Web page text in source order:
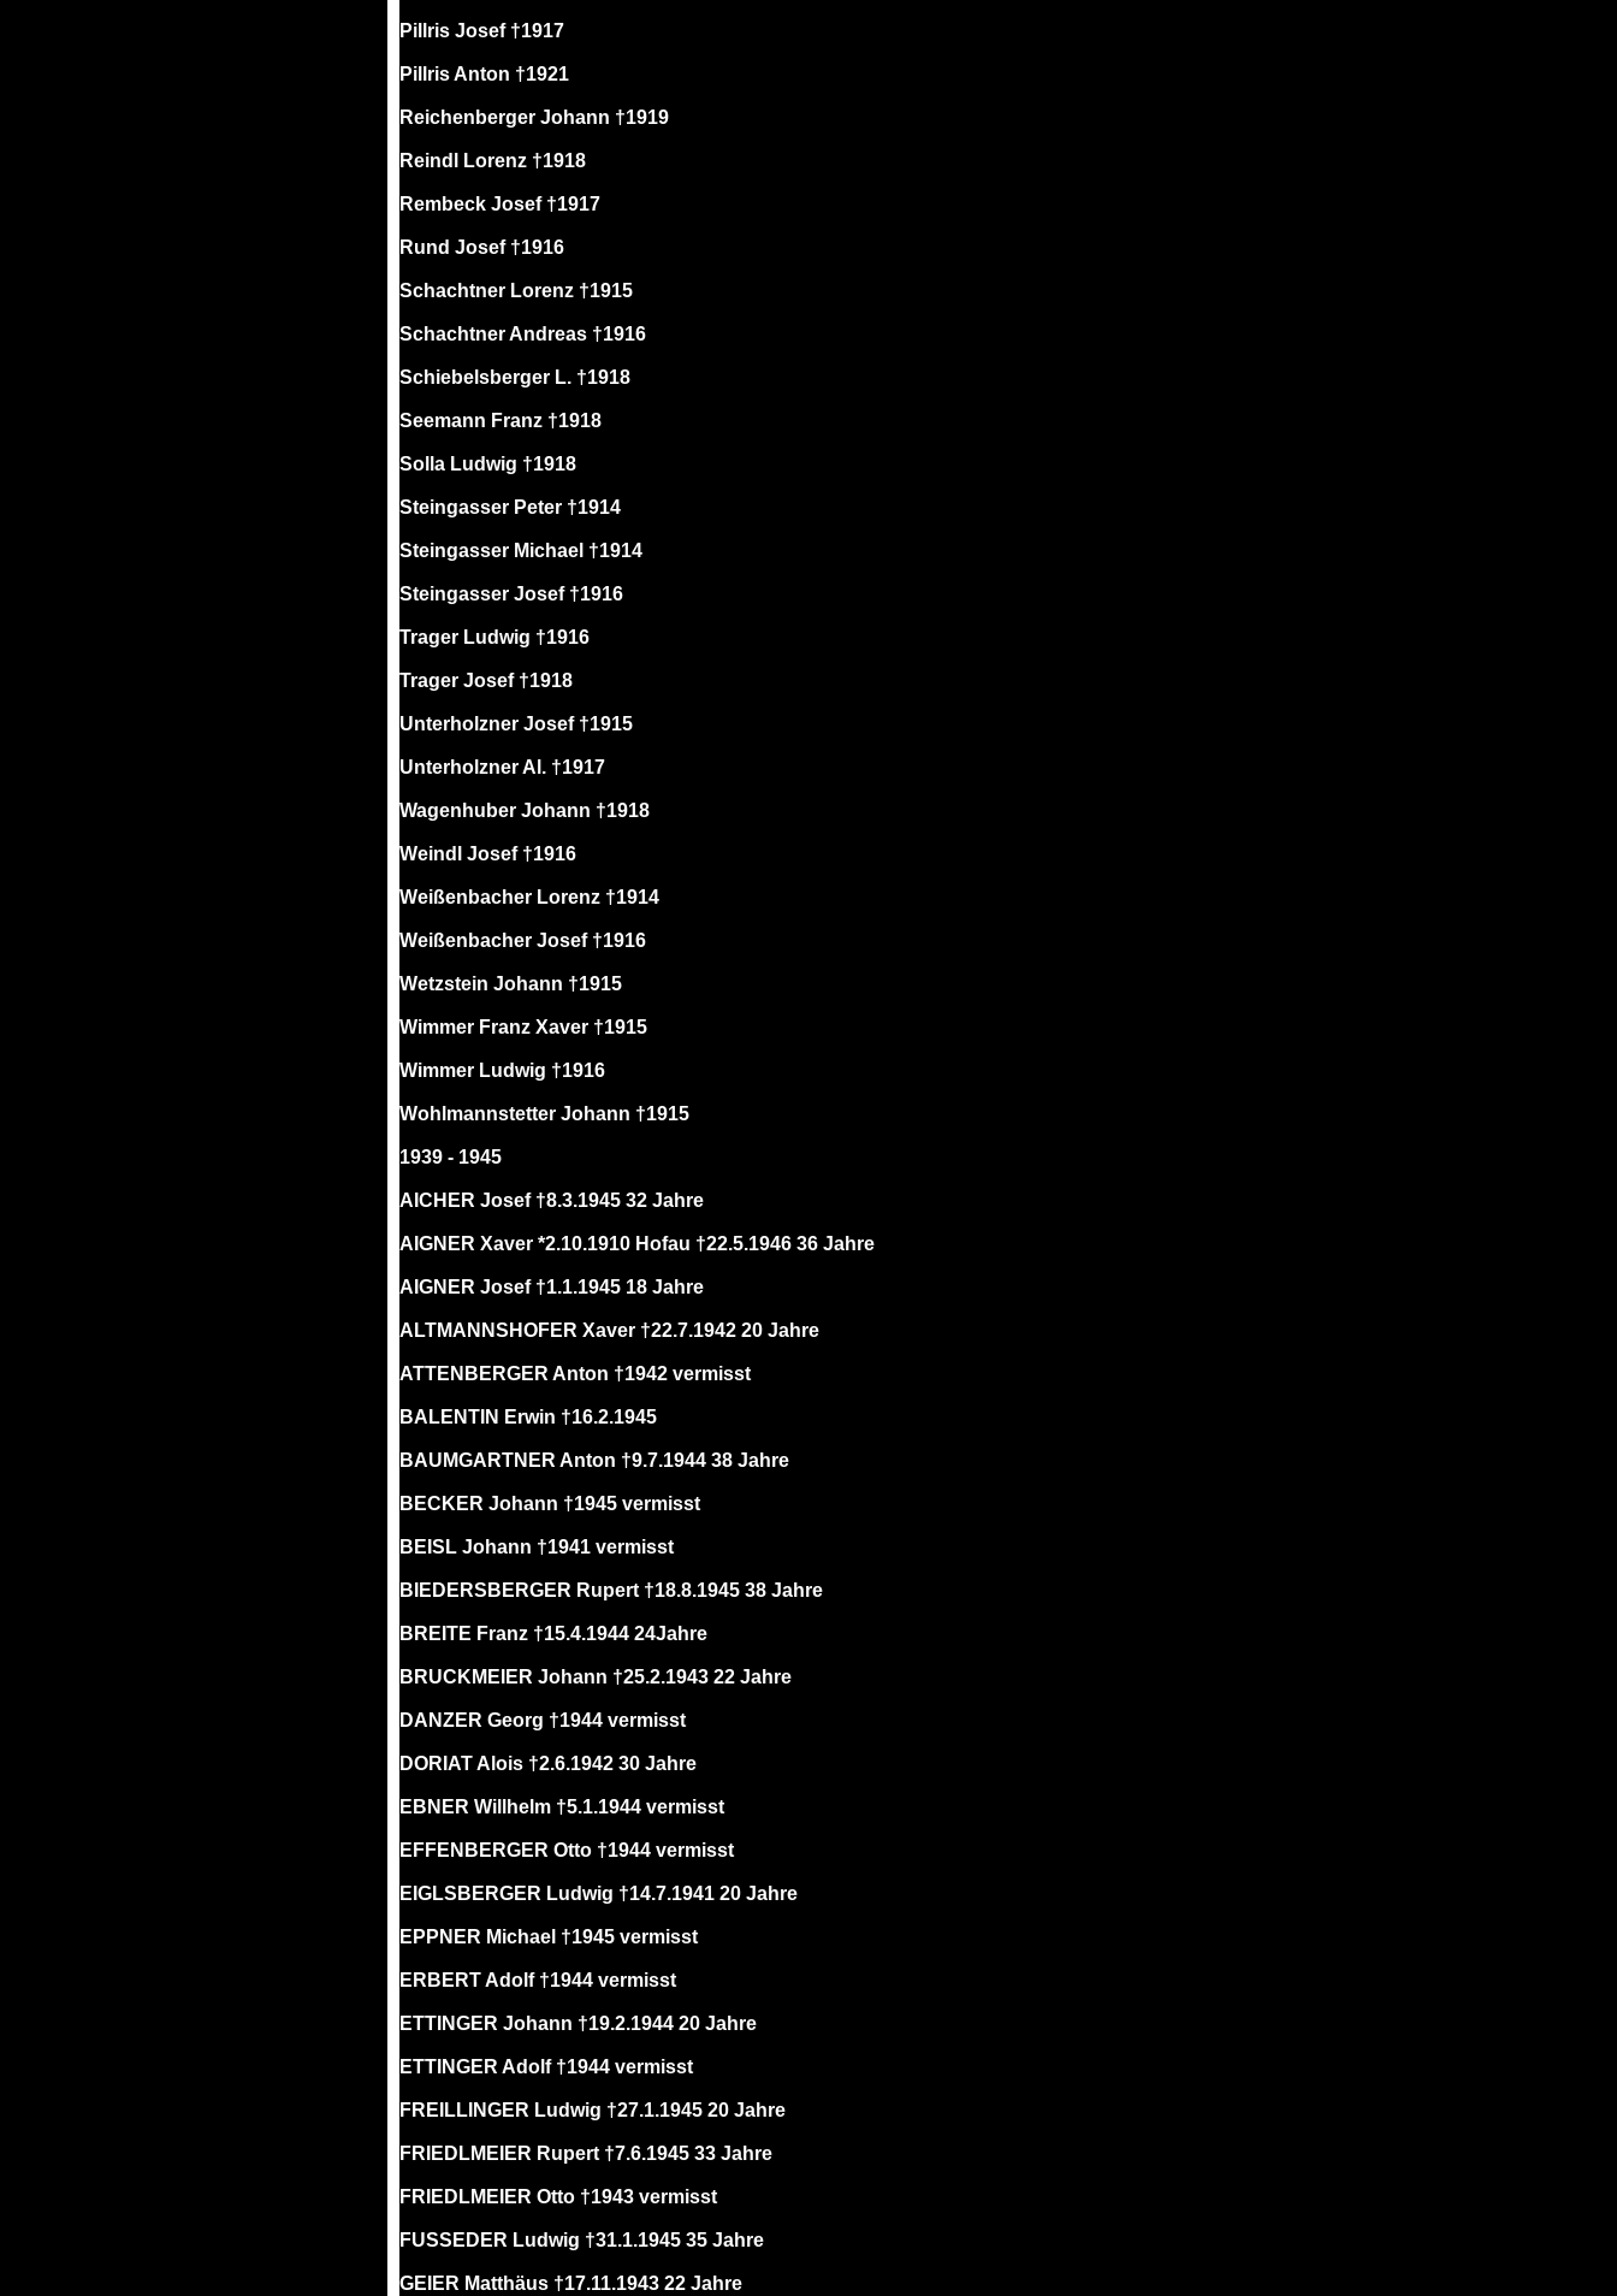
Pillris Josef †1917
Pillris Anton †1921
Reichenberger Johann †1919
Reindl Lorenz †1918
Rembeck Josef †1917
Rund Josef †1916
Schachtner Lorenz †1915
Schachtner Andreas †1916
Schiebelsberger L. †1918
Seemann Franz †1918
Solla Ludwig †1918
Steingasser Peter †1914
Steingasser Michael †1914
Steingasser Josef †1916
Trager Ludwig †1916
Trager Josef †1918
Unterholzner Josef †1915
Unterholzner Al. †1917
Wagenhuber Johann †1918
Weindl Josef †1916
Weißenbacher Lorenz †1914
Weißenbacher Josef †1916
Wetzstein Johann †1915
Wimmer Franz Xaver †1915
Wimmer Ludwig †1916
Wohlmannstetter Johann †1915
1939 - 1945
AICHER Josef †8.3.1945 32 Jahre
AIGNER Xaver *2.10.1910 Hofau †22.5.1946 36 Jahre
AIGNER Josef †1.1.1945 18 Jahre
ALTMANNSHOFER Xaver †22.7.1942 20 Jahre
ATTENBERGER Anton †1942 vermisst
BALENTIN Erwin †16.2.1945
BAUMGARTNER Anton †9.7.1944 38 Jahre
BECKER Johann †1945 vermisst
BEISL Johann †1941 vermisst
BIEDERSBERGER Rupert †18.8.1945 38 Jahre
BREITE Franz †15.4.1944 24Jahre
BRUCKMEIER Johann †25.2.1943 22 Jahre
DANZER Georg †1944 vermisst
DORIAT Alois †2.6.1942 30 Jahre
EBNER Willhelm †5.1.1944 vermisst
EFFENBERGER Otto †1944 vermisst
EIGLSBERGER Ludwig †14.7.1941 20 Jahre
EPPNER Michael †1945 vermisst
ERBERT Adolf †1944 vermisst
ETTINGER Johann †19.2.1944 20 Jahre
ETTINGER Adolf †1944 vermisst
FREILLINGER Ludwig †27.1.1945 20 Jahre
FRIEDLMEIER Rupert †7.6.1945 33 Jahre
FRIEDLMEIER Otto †1943 vermisst
FUSSEDER Ludwig †31.1.1945 35 Jahre
GEIER Matthäus †17.11.1943 22 Jahre